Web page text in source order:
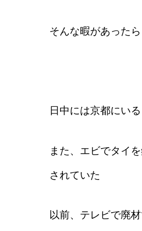
そんな暇があった
日中には京都にい
また、エビでタイ
されていた
以前、テレビで廃